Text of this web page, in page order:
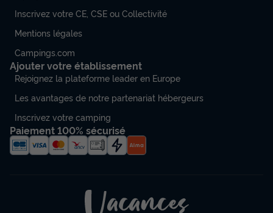
Inscrivez votre CE, CSE ou Collectivité
Mentions légales
Campings.com
Ajouter votre établissement
Rejoignez la plateforme leader en Europe
Les avantages de notre partenariat hébergeurs
Inscrivez votre camping
Paiement 100% sécurisé